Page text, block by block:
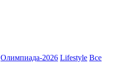
Олимпиада-2026 Lifestyle Все